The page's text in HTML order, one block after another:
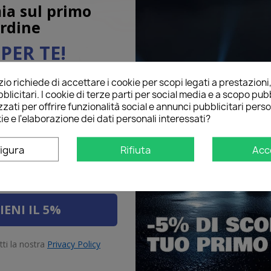
e Stop LED Retronebbia
LED
richiede di accettare i cookie per scopi legati a
I cookie di terze parti per social media e a scopo
per offrire funzionalità social e annunci pubblicitari
e l'elaborazione dei dati personali interessati?
Rifiuta
sul primo
TE!
qui sotto per ricevere il
sul tuo primo ordine!
IL 5%
la nostra Privacy Policy